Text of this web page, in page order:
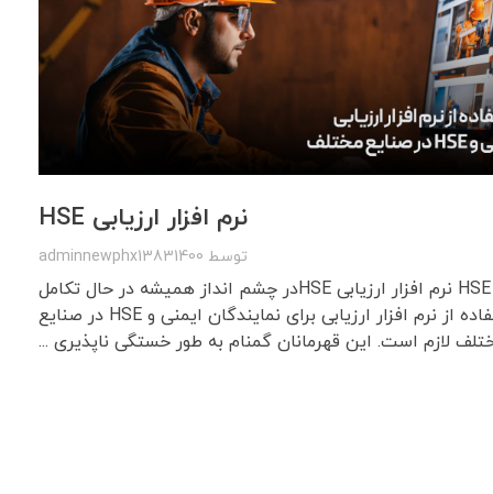
نرم افزار ارزیابی HSE
توسط adminnewphx13831400
نرم افزار ارزیابی HSE نرم افزار ارزیابی HSEدر چشم انداز همیشه در حال تکامل
اهمیت و نیاز به استفاده از نرم افزار ارزیابی برای نمایندگان ایمنی و HSE در صنایع
لازم است. این قهرمانان گمنام به طور خستگی ناپذیری ...